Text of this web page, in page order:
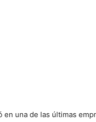
en una de las últimas